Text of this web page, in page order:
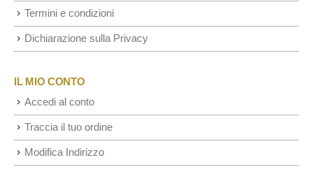
Termini e condizioni
Dichiarazione sulla Privacy
IL MIO CONTO
Accedi al conto
Traccia il tuo ordine
Modifica Indirizzo